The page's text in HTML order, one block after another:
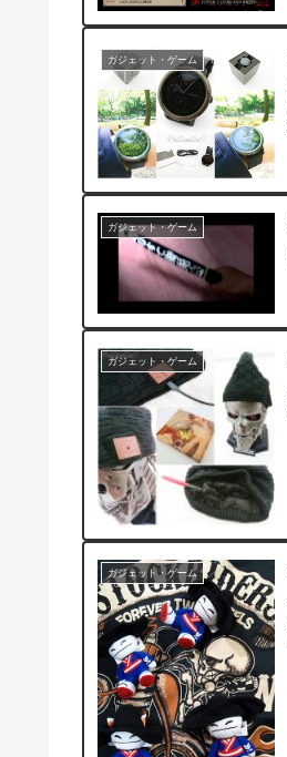
ガジェット・ゲーム
ガジェット・ゲーム
ガジェット・ゲーム
ガジェット・ゲーム